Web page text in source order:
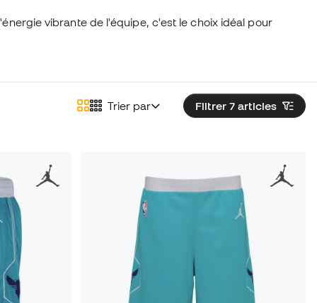
vibrante de l'équipe, c'est le choix idéal pour
Filtrer 7 articles
Trier par